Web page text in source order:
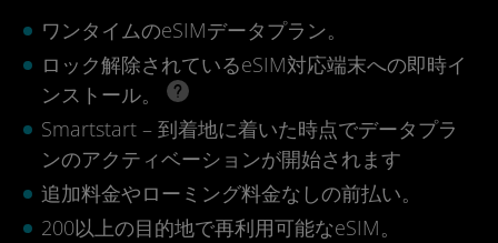
ワンタイムのeSIMデータプラン。
ロック解除されているeSIM対応端末への即時イ
ンストール。
Smartstart – 到着地に着いた時点でデータプラ
ンのアクティベーションが開始されます
追加料金やローミング料金なしの前払い。
200以上の目的地で再利用可能なeSIM。